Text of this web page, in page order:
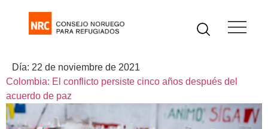
Día: 22 de noviembre de 2021
Colombia: El conflicto persiste cinco años después del
acuerdo de paz